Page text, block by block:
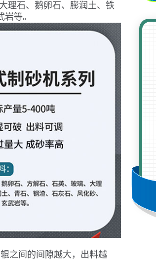
理石、鹅卵石、膨润土、铁
等。
之间的间隙越大，出料越